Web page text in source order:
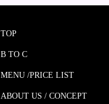
TOP
B TO C
MENU /PRICE LIST
ABOUT US / CONCEPT